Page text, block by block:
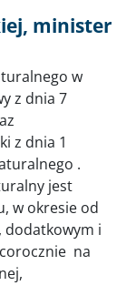
minister
w
z dnia 7
z dnia 1
.
jest
w okresie od
dodatkowym i
na